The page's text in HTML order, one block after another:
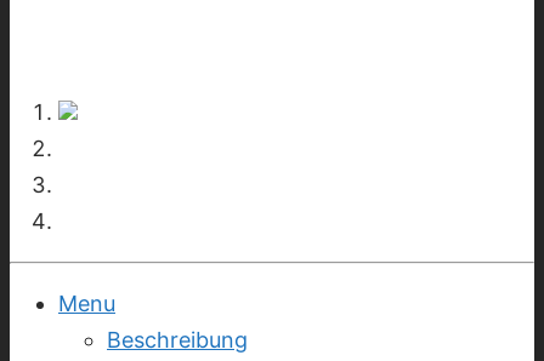
Menu
Beschreibung